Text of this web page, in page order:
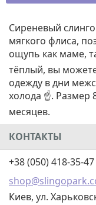
Сиреневый
мягкого флиса,
ощупь как маме,
тёплый, вы
одежду в дни
холода ☝️. Размер
месяцев.
КОНТАКТЫ
+38 (050) 418-35-47
Киев, ул.